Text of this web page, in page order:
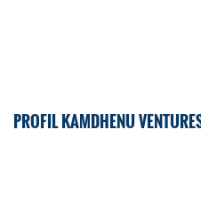
PROFIL KAMDHENU